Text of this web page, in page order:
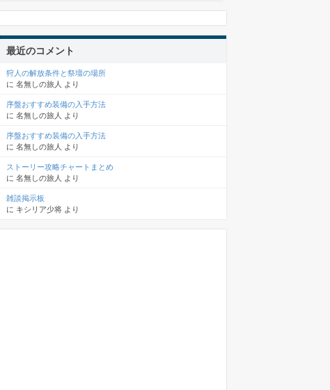
最近のコメント
狩人の解放条件と祭壇の場所
に 名無しの旅人 より
序盤おすすめ装備の入手方法
に 名無しの旅人 より
序盤おすすめ装備の入手方法
に 名無しの旅人 より
ストーリー攻略チャートまとめ
に 名無しの旅人 より
雑談掲示板
に キシリア少将 より